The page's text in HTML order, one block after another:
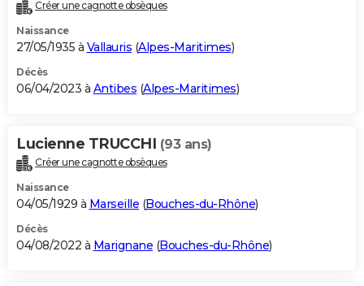
Créer une cagnotte obsèques
Naissance
27/05/1935 à Vallauris (Alpes-Maritimes)
Décès
06/04/2023 à Antibes (Alpes-Maritimes)
Lucienne TRUCCHI (93 ans)
Créer une cagnotte obsèques
Naissance
04/05/1929 à Marseille (Bouches-du-Rhône)
Décès
04/08/2022 à Marignane (Bouches-du-Rhône)